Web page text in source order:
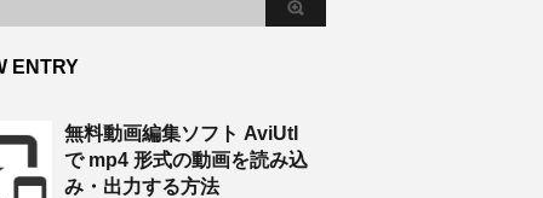
ENTRY
無料動画編集ソフト AviUtl
で mp4 形式の動画を読み込
み・出力する方法